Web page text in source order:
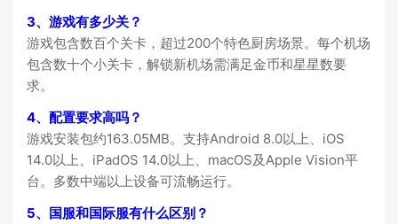
3、游戏有多少关？
游戏包含数百个关卡，超过200个特色厨房场景。每个机场
包含数十个小关卡，解锁新机场需满足金币和星星数要
求。
4、配置要求高吗？
游戏安装包约163.05MB。支持Android 8.0以上、iOS
14.0以上、iPadOS 14.0以上、macOS及Apple Vision平
台。多数中端以上设备可流畅运行。
5、国服和国际服有什么区别？